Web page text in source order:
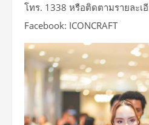
โทร. 1338 หรือติดตามรายละเ
Facebook: ICONCRAFT